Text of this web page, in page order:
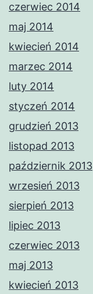
czerwiec 2014
maj 2014
kwiecień 2014
marzec 2014
luty 2014
styczeń 2014
grudzień 2013
listopad 2013
październik 2013
wrzesień 2013
sierpień 2013
lipiec 2013
czerwiec 2013
maj 2013
kwiecień 2013